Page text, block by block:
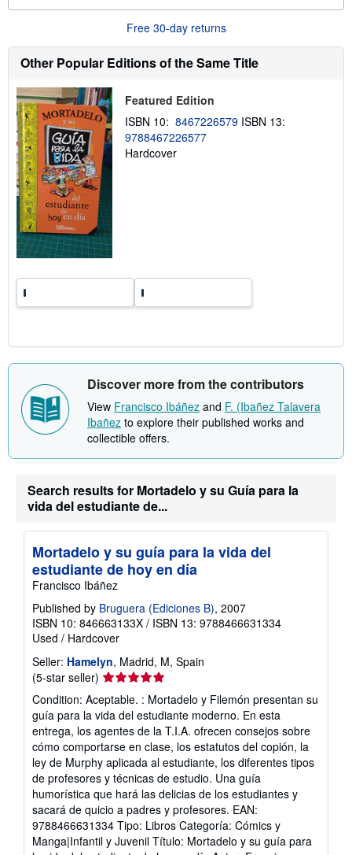
u
s
h
p
g
r
Free 30-day returns
Other Popular Editions of the Same Title
Featured Edition
ISBN 10: 8467226579 ISBN 13:
9788467226577
Hardcover
Discover more from the contributors
View Francisco Ibáñez and F. (Ibañez Talavera
Ibañez to explore their published works and
collectible offers.
Search results for Mortadelo y su Guía para la
vida del estudiante de...
Mortadelo y su guía para la vida del
estudiante de hoy en día
Francisco Ibáñez
Published by Bruguera (Ediciones B), 2007
ISBN 10: 846663133X / ISBN 13: 9788466631334
Used / Hardcover
Seller: Hamelyn, Madrid, M, Spain
(5-star seller) Seller
rating
5
out
of
5
stars
Condition: Aceptable. : Mortadelo y Filemón presentan su
guía para la vida del estudiante moderno. En esta
entrega, los agentes de la T.I.A. ofrecen consejos sobre
cómo comportarse en clase, los estatutos del copión, la
ley de Murphy aplicada al estudiante, los diferentes tipos
de profesores y técnicas de estudio. Una guía
humorística que hará las delicias de los estudiantes y
sacará de quicio a padres y profesores. EAN:
9788466631334 Tipo: Libros Categoría: Cómics y
Manga|Infantil y Juvenil Título: Mortadelo y su guía para